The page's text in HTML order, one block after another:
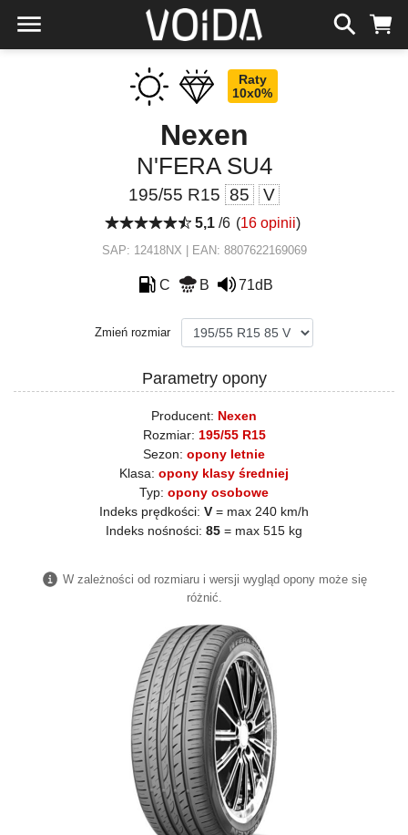
Raty
10x0%
Nexen
N'FERA SU4
195/55 R15 85 V
5,1/6 (16 opinii)
SAP: 12418NX | EAN: 8807622169069
C B 71dB
Zmień rozmiar
Parametry opony
Producent: Nexen
Rozmiar: 195/55 R15
Sezon: opony letnie
Klasa: opony klasy średniej
Typ: opony osobowe
Indeks prędkości: V = max 240 km/h
Indeks nośności: 85 = max 515 kg
W zależności od rozmiaru i wersji wygląd opony może się
różnić.